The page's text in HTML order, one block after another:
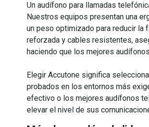
Un audífono para llamadas
Nuestros equipos presentan una
un peso optimizado para reducir la
reforzada y cables resistentes,
haciendo que los mejores
Elegir Accutone significa
probados en los entornos más
efectivo o los mejores audífonos
elevar el nivel de sus